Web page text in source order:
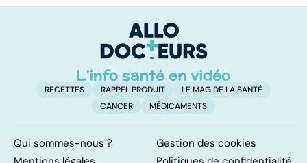
traitements
RECETTES RAPPEL PRODUIT
LE MAG DE LA SANTÉ
CANCER
MÉDICAMENTS
Qui sommes-nous ?
Gestion des cookies